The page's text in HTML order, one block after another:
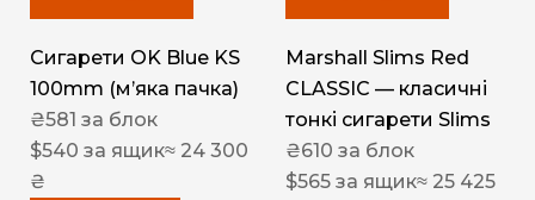
Сигарети OK Blue KS
100mm (м’яка пачка)
₴581 за блок
$540 за ящик≈ 24 300
₴
Marshall Slims Red
CLASSIC — класичні
тонкі сигарети Slims
₴610 за блок
$565 за ящик≈ 25 425